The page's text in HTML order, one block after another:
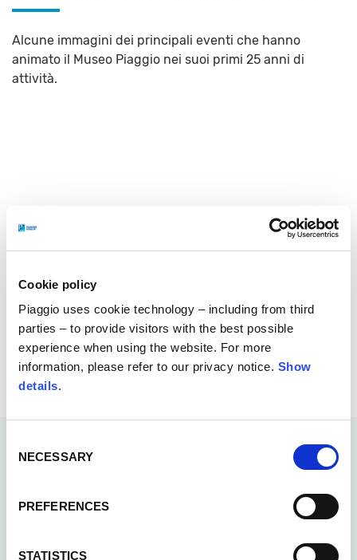
Cookie policy
Piaggio uses cookie technology – including from third
parties – to provide visitors with the best possible
experience when using the website. For more
information, please refer to our privacy notice. Show
details.
Selection
NECESSARY
PREFERENCES
STATISTICS
Alcune immagini dei principali eventi che hanno
animato il Museo Piaggio nei suoi primi 25 anni di
attività.
LOCANDINE EVENTI